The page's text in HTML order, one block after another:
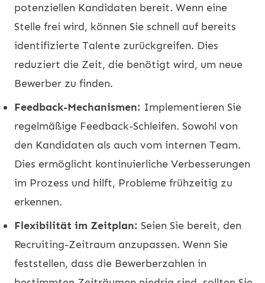
potenziellen Kandidaten bereit. Wenn eine
Stelle frei wird, können Sie schnell auf bereits
identifizierte Talente zurückgreifen. Dies
reduziert die Zeit, die benötigt wird, um neue
Bewerber zu finden.
Feedback-Mechanismen: Implementieren Sie
regelmäßige Feedback-Schleifen. Sowohl von
den Kandidaten als auch vom internen Team.
Dies ermöglicht kontinuierliche Verbesserungen
im Prozess und hilft, Probleme frühzeitig zu
erkennen.
Flexibilität im Zeitplan: Seien Sie bereit, den
Recruiting-Zeitraum anzupassen. Wenn Sie
feststellen, dass die Bewerberzahlen in